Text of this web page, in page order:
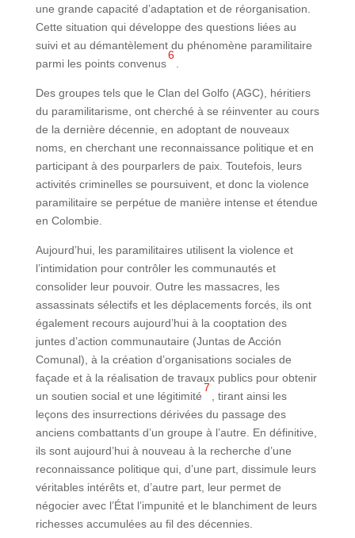
une grande capacité d’adaptation et de réorganisation.
Cette situation qui développe des questions liées au
suivi et au démantèlement du phénomène paramilitaire
parmi les points convenus
6
Des groupes tels que le Clan del Golfo (AGC), héritiers
du paramilitarisme, ont cherché à se réinventer au cours
de la dernière décennie, en adoptant de nouveaux
noms, en cherchant une reconnaissance politique et en
participant à des pourparlers de paix. Toutefois, leurs
activités criminelles se poursuivent, et donc la violence
paramilitaire se perpétue de manière intense et étendue
en Colombie.
Aujourd’hui, les paramilitaires utilisent la violence et
l’intimidation pour contrôler les communautés et
consolider leur pouvoir. Outre les massacres, les
assassinats sélectifs et les déplacements forcés, ils ont
également recours aujourd’hui à la cooptation des
juntes d’action communautaire (Juntas de Acción
Comunal), à la création d’organisations sociales de
façade et à la réalisation de travaux publics pour obtenir
un soutien social et une légitimité
7
, tirant ainsi les
leçons des insurrections dérivées du passage des
anciens combattants d’un groupe à l’autre. En définitive,
ils sont aujourd’hui à nouveau à la recherche d’une
reconnaissance politique qui, d’une part, dissimule leurs
véritables intérêts et, d’autre part, leur permet de
négocier avec l’État l’impunité et le blanchiment de leurs
richesses accumulées au fil des décennies.